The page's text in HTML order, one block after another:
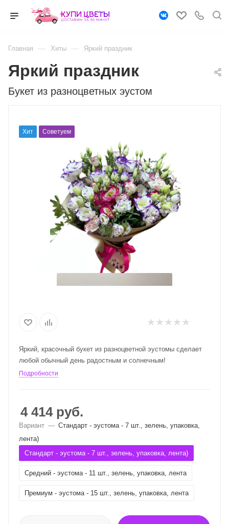
Главная — Хиты — Яркий праздник
Букет из разноцветных эустом
Яркий праздник
Хит Советуем
Яркий, красочный букет из разноцветной эустомы сделает
любой обычный день радостным и солнечным!
Подробности
4 414руб.
Вариант — Стандарт - эустома - 7 шт., зелень, упаковка,
лента)
Стандарт - эустома - 7 шт., зелень, упаковка, лента)
Средний - эустома - 11 шт., зелень, упаковка, лента
Премиум - эустома - 15 шт., зелень, упаковка, лента